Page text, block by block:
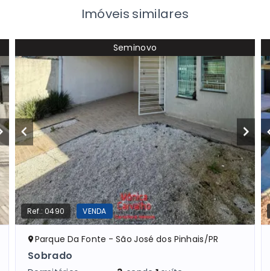
Imóveis similares
Seminovo
Ref.: 0490 VENDA
Parque Da Fonte - São José dos Pinhais/PR
Sobrado